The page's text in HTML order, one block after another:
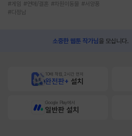
# 게임 #연애/결혼 #차원이동물 #서양풍
#다정남
소중한 웹툰 작가님을 모십니다.
10배 적립, 2시간 먼저
완전판+ 설치
Google Play에서
일반판 설치